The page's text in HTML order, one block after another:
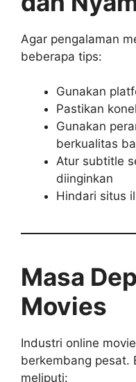
Agar pengalaman
beberapa tips:
Gunakan
Pastikan
Gunakan
berkualitas
Atur subtitle
diinginkan
Hindari situs
Masa
Movies
Industri online
berkembang pesat.
meliputi: